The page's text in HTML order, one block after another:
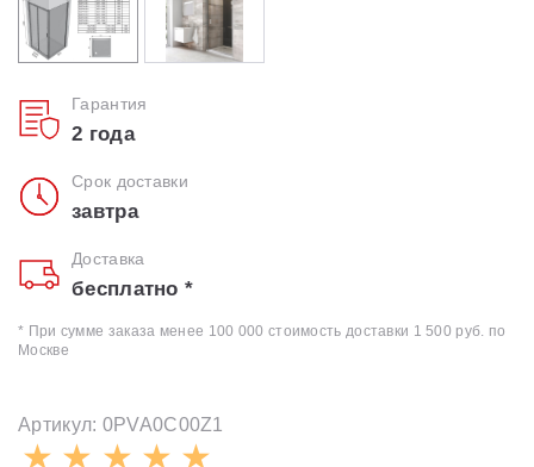
Гарантия
2 года
Срок доставки
завтра
Доставка
бесплатно *
* При сумме заказа менее 100 000 стоимость доставки 1 500 руб. по
Москве
Артикул: 0PVA0C00Z1